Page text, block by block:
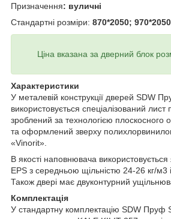
Призначення: вуличні
Стандартні розміри: 870*2050;
Ціна вказана за дверний блок
Характеристики
У металевій конструкції дверей SDW
використовується спеціалізований лист
зроблений за технологією плоскосного
та оформлений зверху
«Vinorit».
В якості наповнювача використовується
EPS з середньою щільністю 24-26 кг/
Також двері має двуконтурний
Комплектація
У стандартну комплектацію SDW Пруф